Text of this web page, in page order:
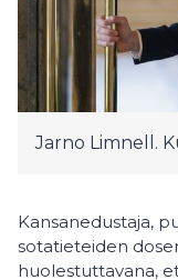
Jarno Limnell.
Kansanedustaja,
sotatieteiden
huolestuttavana,